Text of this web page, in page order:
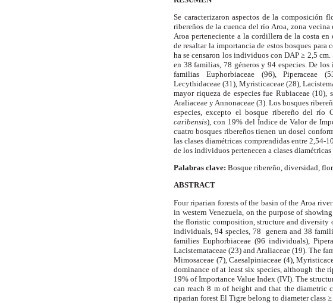
Se caracterizaron aspectos de la composición
ribereños de la cuenca del río Aroa, zona
Aroa perteneciente a la cordillera de la costa
de resaltar la importancia de estos bosques para
ha se censaron los individuos con DAP≥ 2,5 cm.
en 38 familias, 78 géneros y 94 especies. De
familias Euphorbiaceae (96), Piperaceae
Lecythidaceae (31), Myristicaceae (28),
mayor riqueza de especies fue Rubiaceae
Araliaceae y Annonaceae (3). Los bosques
especies, excepto el bosque ribereño del río
caribensis), con 19% del Índice de Valor de
cuatro bosques ribereños tienen un dosel
las clases diamétricas comprendidas entre 2,54-
de los individuos pertenecen a clases diamétricas
Palabras clave: Bosque ribereño, diversidad,
ABSTRACT
Four riparian forests of the basin of the Aroa
in westernVenezuela , on the purpose of
the floristic composition, structure and diversity
individuals, 94 species,78 genera and 38
families Euphorbiaceae (96 individuals),
Lacistemataceae (23) and Araliaceae (19). The
Mimosaceae (7), Caesalpiniaceae (4),
dominance of at least six species, although the
19% of Importance Value Index (IVI). The
can reach8 mof height and that the diametric
riparian forest El Tigre belong to diameter class ≥